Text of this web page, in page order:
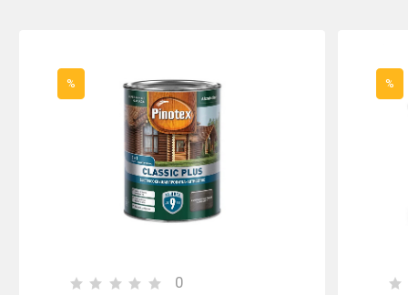
%
0
%